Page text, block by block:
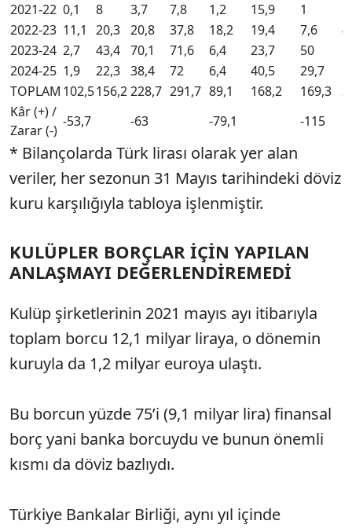
2021-22 0,1 8 3,7 7,8 1,2 15,9 1
2022-23 11,1 20,3 20,8 37,8 18,2 19,4 7,6
2023-24 2,7 43,4 70,1 71,6 6,4 23,7 50
2024-25 1,9 22,3 38,4 72 6,4 40,5 29,7
TOPLAM 102,5156,2228,7 291,7 89,1 168,2 169,3
Kâr (+) /
Zarar (-)
-53,7 -63 -79,1 -115
* Bilançolarda Türk lirası olarak yer alan
veriler, her sezonun 31 Mayıs tarihindeki döviz
kuru karşılığıyla tabloya işlenmiştir.
KULÜPLER BORÇLAR İÇİN YAPILAN
ANLAŞMAYI DEĞERLENDİREMEDİ
Kulüp şirketlerinin 2021 mayıs ayı itibarıyla
toplam borcu 12,1 milyar liraya, o dönemin
kuruyla da 1,2 milyar euroya ulaştı.
Bu borcun yüzde 75’i (9,1 milyar lira) finansal
borç yani banka borcuydu ve bunun önemli
kısmı da döviz bazlıydı.
Türkiye Bankalar Birliği, aynı yıl içinde